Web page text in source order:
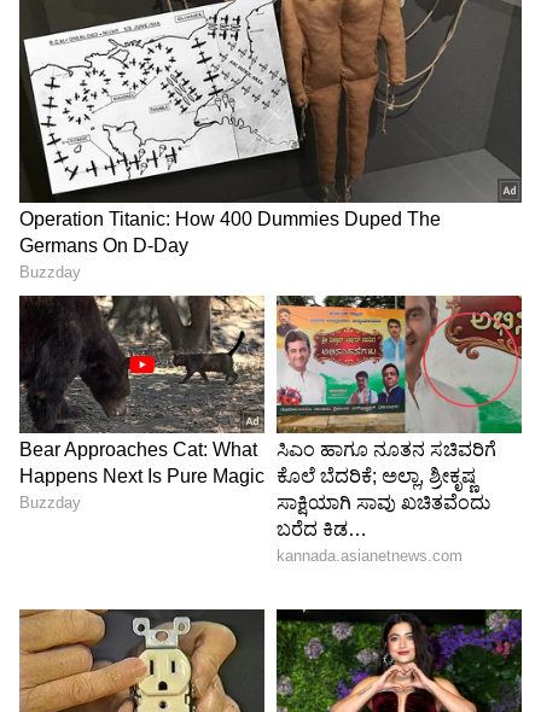
ನೆಟಿಜನ್ಸ್ ಏನಂದ್ರು?
ಈ ವಿಡಿಯೋ ಆನ್‌ಲೈನ್‌ನಲ್ಲಿ, ಅದರಲ್ಲೂ ವಿಶೇಷವಾಗಿ
ದೊಡ್ಡ ನಗರಗಳ ಎತ್ತರದ ಕಟ್ಟಡಗಳಲ್ಲಿ ವಾಸಿಸುವವರ ನಡುವೆ
ವೇಗವಾಗಿ ವೈರಲ್ ಆಗಿದೆ. ವಿಡಿಯೋದಲ್ಲಿ ತೋರಿಸಿರುವ
ಸಮಸ್ಯೆಗಳು ತಮಗೂ ಎದುರಾಗಿವೆ ಎಂದು ಹಲವರು
ಕಮೆಂಟ್ ಮಾಡಿದ್ದಾರೆ. ಒಬ್ಬ ಬಳಕೆದಾರರು, 'ಮುಂಬೈನಲ್ಲಿ
ಲಕ್ಸುರಿ ಬಿಲ್ಡಿಂಗ್‌ಗಳು ಕೇವಲ ಬ್ರೋಶರ್‌ಗಳಲ್ಲಿ ಮಾತ್ರ
ಪೋಸ್ಟ್ ಮಾಡಿದ್ದಾರೆ.